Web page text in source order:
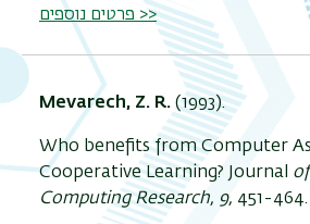
פרטים נוספים >>
Mevarech, Z. R. (1993).
Who benefits from Computer
Cooperative Learning? Journal
Computing Research, 9, 451-464.